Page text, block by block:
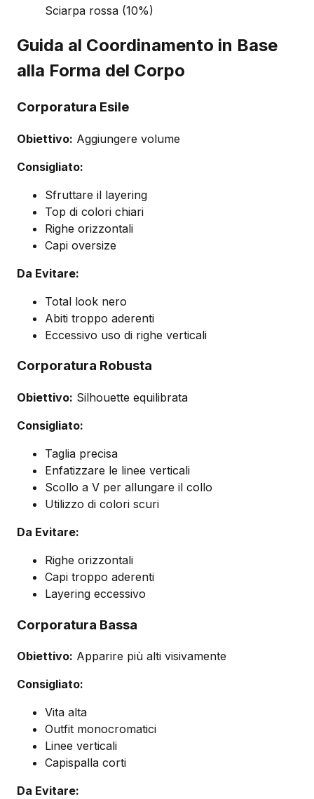
Sciarpa rossa (10%)
Guida al Coordinamento in Base
alla Forma del Corpo
Corporatura Esile
Obiettivo: Aggiungere volume
Consigliato:
Sfruttare il layering
Top di colori chiari
Righe orizzontali
Capi oversize
Da Evitare:
Total look nero
Abiti troppo aderenti
Eccessivo uso di righe verticali
Corporatura Robusta
Obiettivo: Silhouette equilibrata
Consigliato:
Taglia precisa
Enfatizzare le linee verticali
Scollo a V per allungare il collo
Utilizzo di colori scuri
Da Evitare:
Righe orizzontali
Capi troppo aderenti
Layering eccessivo
Corporatura Bassa
Obiettivo: Apparire più alti visivamente
Consigliato:
Vita alta
Outfit monocromatici
Linee verticali
Capispalla corti
Da Evitare: